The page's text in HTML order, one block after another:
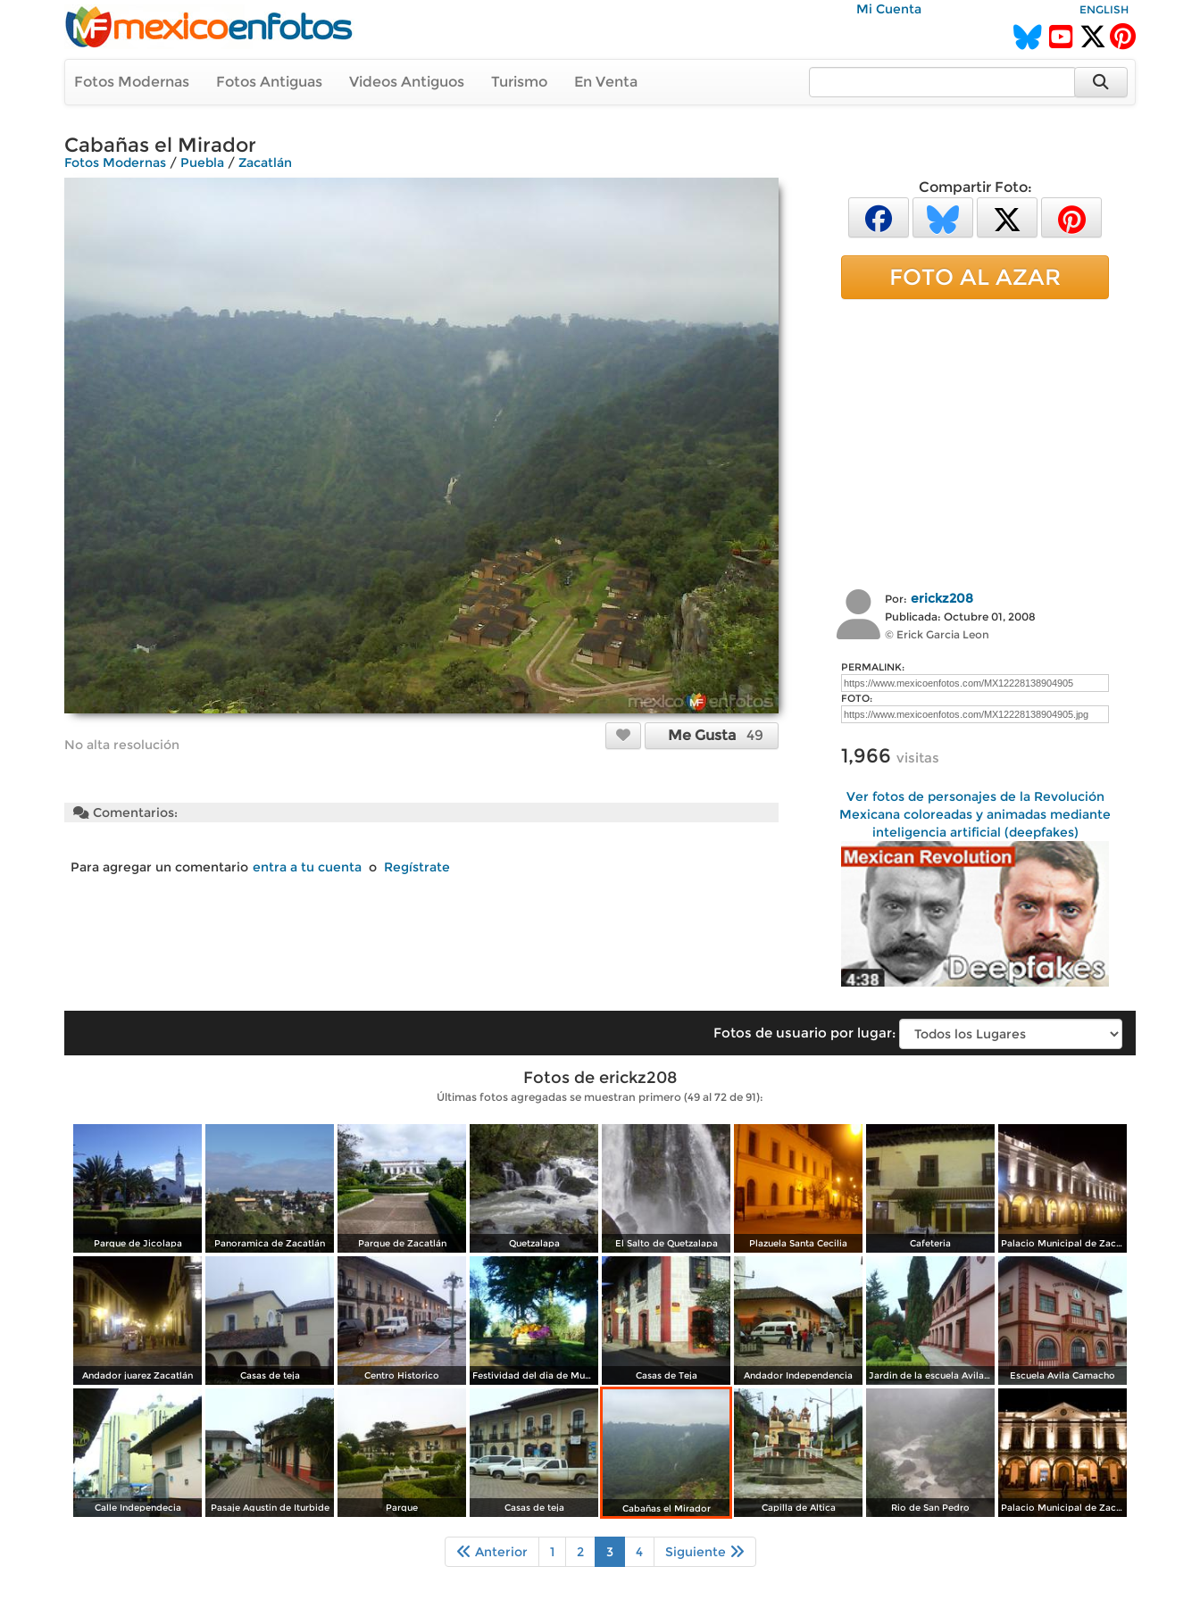
Mi Cuenta ENGLISH
Fotos Modernas Fotos Antiguas Videos Antiguos Turismo En Venta
Cabañas el Mirador
Fotos Modernas / Puebla / Zacatlán
No alta resolución
Me Gusta 49
Comentarios:
Para agregar un comentario entra a tu cuenta o Regístrate
Compartir Foto:
FOTO AL AZAR
Por: erickz208
Publicada: Octubre 01, 2008
© Erick Garcia Leon
PERMALINK:
FOTO:
1,966 visitas
Ver fotos de personajes de la Revolución
Mexicana coloreadas y animadas mediante
inteligencia artificial (deepfakes)
Fotos de usuario por lugar:
Fotos de erickz208
Últimas fotos agregadas se muestran primero (49 al 72 de 91):
Parque de Jicolapa Panoramica de Zacatlán Parque de Zacatlán Quetzalapa El Salto de Quetzalapa Plazuela Santa Cecilia Cafeteria Palacio Municipal de Zacatlán
Andador juarez Zacatlán Casas de teja Centro Historico Festividad del dia de Muertos Casas de Teja Andador Independencia Jardin de la escuela Avila Camacho Escuela Avila Camacho
Calle Independecia Pasaje Agustin de Iturbide Parque Casas de teja Cabañas el Mirador Capilla de Altica Rio de San Pedro Palacio Municipal de Zacatlán
Anterior 1 2 3 4 Siguiente